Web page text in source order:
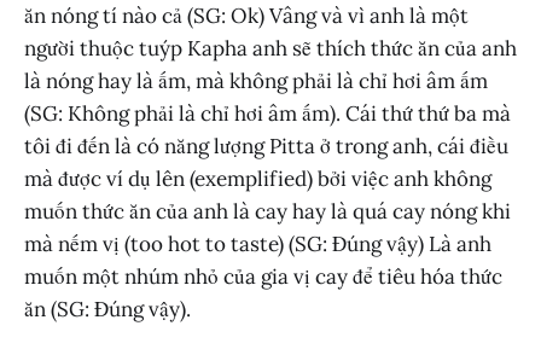
ăn nóng tí nào cả (SG: Ok) Vâng và vì anh là một
người thuộc tuýp Kapha anh sẽ thích thức ăn của anh
là nóng hay là ấm, mà không phải là chỉ hơi âm ấm
(SG: Không phải là chỉ hơi âm ấm). Cái thứ thứ ba mà
tôi đi đến là có năng lượng Pitta ở trong anh, cái điều
mà được ví dụ lên (exemplified) bởi việc anh không
muốn thức ăn của anh là cay hay là quá cay nóng khi
mà nếm vị (too hot to taste) (SG: Đúng vậy) Là anh
muốn một nhúm nhỏ của gia vị cay để tiêu hóa thức
ăn (SG: Đúng vậy).